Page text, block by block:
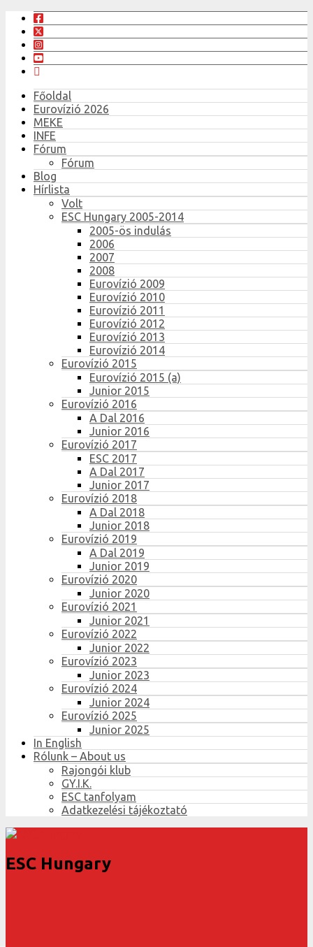
Főoldal
Eurovízió 2026
MEKE
INFE
Fórum
Fórum
Blog
Hírlista
Volt
ESC Hungary 2005-2014
2005-ös indulás
2006
2007
2008
Eurovízió 2009
Eurovízió 2010
Eurovízió 2011
Eurovízió 2012
Eurovízió 2013
Eurovízió 2014
Eurovízió 2015
Eurovízió 2015 (a)
Junior 2015
Eurovízió 2016
A Dal 2016
Junior 2016
Eurovízió 2017
ESC 2017
A Dal 2017
Junior 2017
Eurovízió 2018
A Dal 2018
Junior 2018
Eurovízió 2019
A Dal 2019
Junior 2019
Eurovízió 2020
Junior 2020
Eurovízió 2021
Junior 2021
Eurovízió 2022
Junior 2022
Eurovízió 2023
Junior 2023
Eurovízió 2024
Junior 2024
Eurovízió 2025
Junior 2025
In English
Rólunk – About us
Rajongói klub
GY.I.K.
ESC tanfolyam
Adatkezelési tájékoztató
ESC Hungary